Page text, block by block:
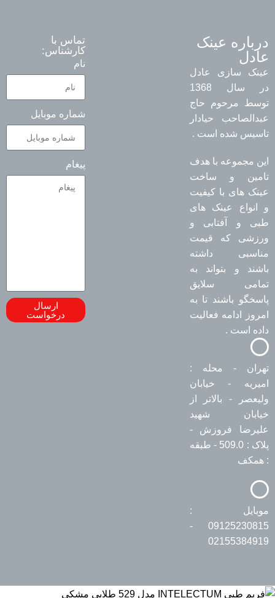
درباره عینک
عادل
عینک سازی عادل
در سال 1368
توسط مرحوم حاج
عبدالصاحب حیادار
تاسیس شده است .
این مجموعه با هدف
تامین و ساخت
عینک های با کیفیت
و انواع عینک های
طبی و آفتابی و
ورزشی که قیمت
مناسبی داشته
باشند و بتواند به
تمامی سلایق
پاسخگو باشند تا به
امروز ادامه فعالیت
داده است .
تهران - محله :
امیریه - خیابان
ولیعصر - بالاتر از
خیابان شهید
علیرضا فروزش -
پلاک : 509.0 - طبقه
: همکف
موبایل :
09125230815 -
02155384919
تماس با
کارشناس:
نام
شماره موبایل
پیغام
ارسال
درخواست